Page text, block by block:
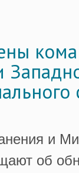
и
об